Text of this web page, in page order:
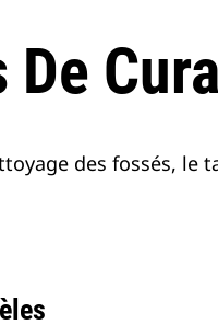
De
des fossés, le